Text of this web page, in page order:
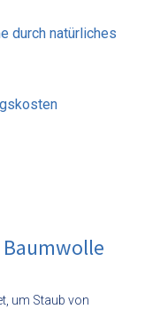
durch natürliches
Baumwolle
um Staub von